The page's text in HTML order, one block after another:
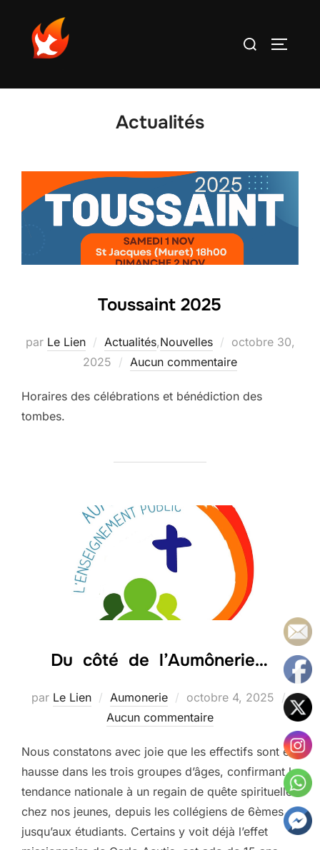
contenu
Rechercher :
Actualités
Toussaint 2025
par Le Lien Actualités,Nouvelles
Publié
le
octobre 30,
2025
Aucun commentaire
Horaires des célébrations et bénédiction des
tombes.
Du côté de l’Aumônerie…
par Le Lien Aumonerie
Publié
le
octobre 4, 2025
Aucun commentaire
Nous constatons avec joie que les effectifs sont en
hausse dans les trois groupes d’âges, confirmant la
tendance nationale à un regain de quête spirituelle
chez nos jeunes, depuis les collégiens de 6èmes
jusqu’aux étudiants. Certains y voit déjà l’effet